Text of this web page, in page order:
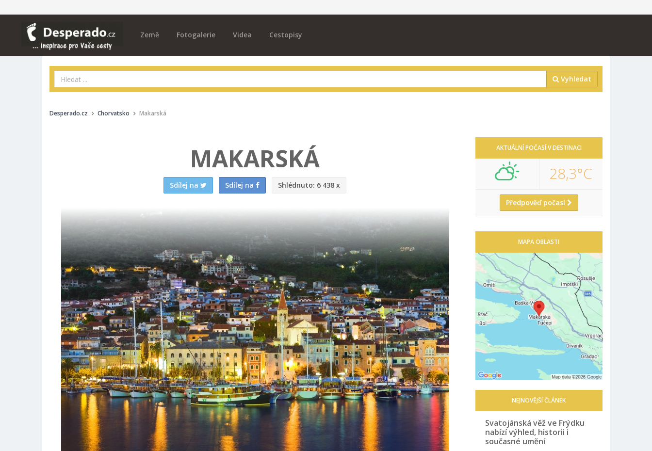
Země Fotogalerie Videa Cestopisy
Vyhledat
Desperado.cz Chorvatsko Makarská
MAKARSKÁ
Sdílej na Sdílej na Shlédnuto: 6 438 x
AKTUÁLNÍ POČASÍ V DESTINACI
28,3°C
Předpověď počasí
MAPA OBLASTI
NEJNOVĚJŠÍ ČLÁNEK
Svatojánská věž ve Frýdku
nabízí výhled, historii i
současné umění